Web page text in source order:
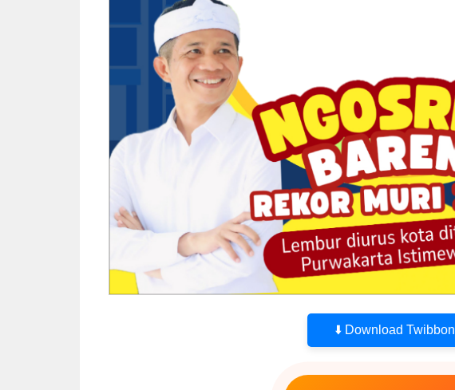
⬇️ Download Twibbon